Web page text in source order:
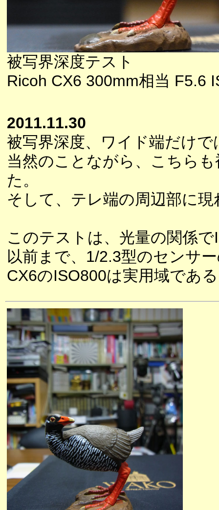
被写界深度テスト
Ricoh CX6 300mm相当 F5.6
2011.11.30
被写界深度、ワイド端だけ
当然のことながら、こちら
た。
そして、テレ端の周辺部に
このテストは、光量の関係
以前まで、1/2.3型のセンサ
CX6のISO800は実用域であ